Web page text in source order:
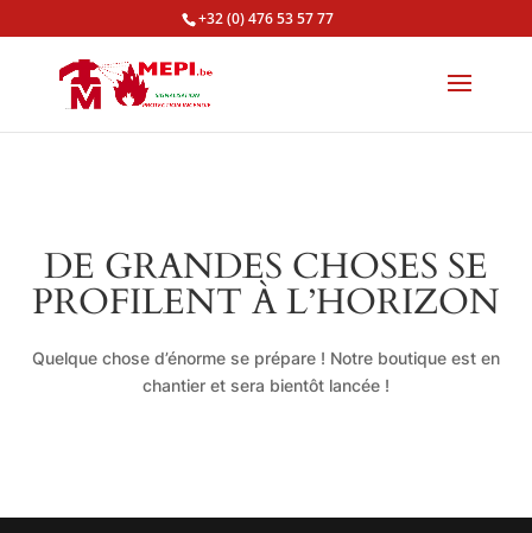
+32 (0) 476 53 57 77
DE GRANDES CHOSES SE
PROFILENT À L’HORIZON
Quelque chose d’énorme se prépare ! Notre boutique est en
chantier et sera bientôt lancée !